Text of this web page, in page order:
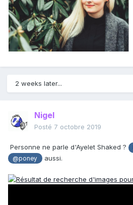
2 weeks later...
Nigel
Posté 7 octobre 2019
Personne ne parle d'Ayelet Shaked ?
@poney aussi.